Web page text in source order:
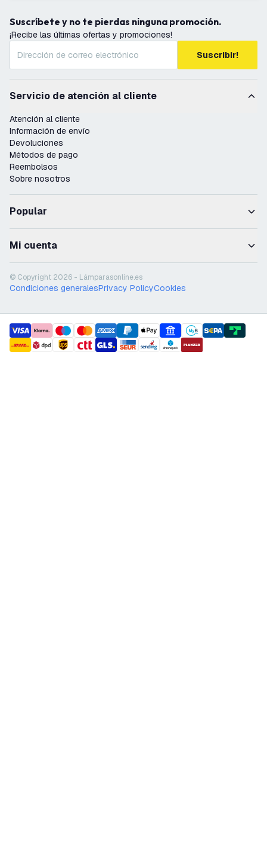
Suscríbete y no te pierdas ninguna promoción.
¡Recibe las últimas ofertas y promociones!
Suscribir!
Servicio de atención al cliente
Atención al cliente
Información de envío
Devoluciones
Métodos de pago
Reembolsos
Sobre nosotros
Popular
Mi cuenta
© Copyright 2026 - Lámparasonline.es
Condiciones generalesPrivacy PolicyCookies
payment methods
shipment methods